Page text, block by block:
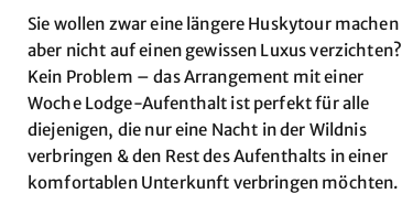
Sie wollen zwar eine längere Huskytour machen
aber nicht auf einen gewissen Luxus verzichten?
Kein Problem – das Arrangement mit einer
Woche Lodge-Aufenthalt ist perfekt für alle
diejenigen, die nur eine Nacht in der Wildnis
verbringen & den Rest des Aufenthalts in einer
komfortablen Unterkunft verbringen möchten.